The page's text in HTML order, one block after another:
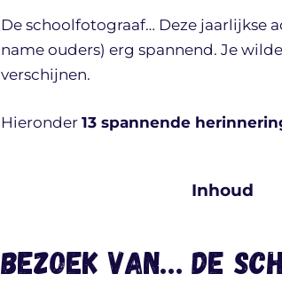
De schoolfotograaf… Deze jaarlijkse
name ouders) erg spannend. Je
verschijnen.
Hieronder 13 spannende
Inhoud
Bezoek van… de